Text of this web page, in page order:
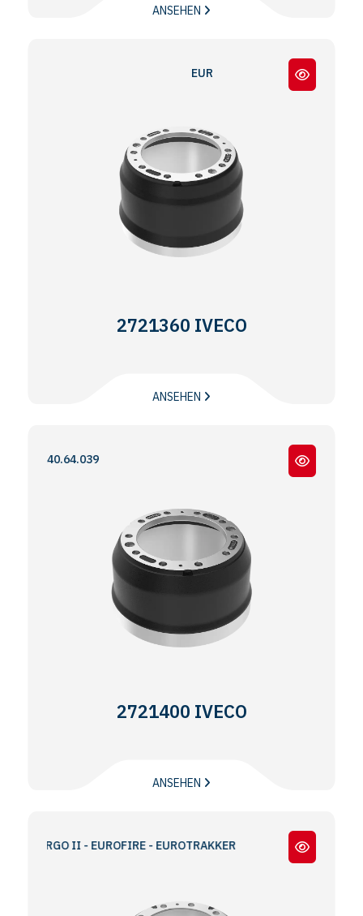
ANSEHEN
EUROTRAKKER CURSOR 140.64
2721360 IVECO
ANSEHEN
140.64.039
2721400 IVECO
ANSEHEN
II - EUROFIRE - EUROTRAKKER